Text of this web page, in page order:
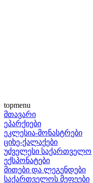
topmenu
მთავარი
ეპარქიები
ეკლესია-მონასტრები
ციხე-ქალაქები
უძველესი საქართველო
ექსპონატები
მითები და ლეგენდები
საქართველოს მეფეები